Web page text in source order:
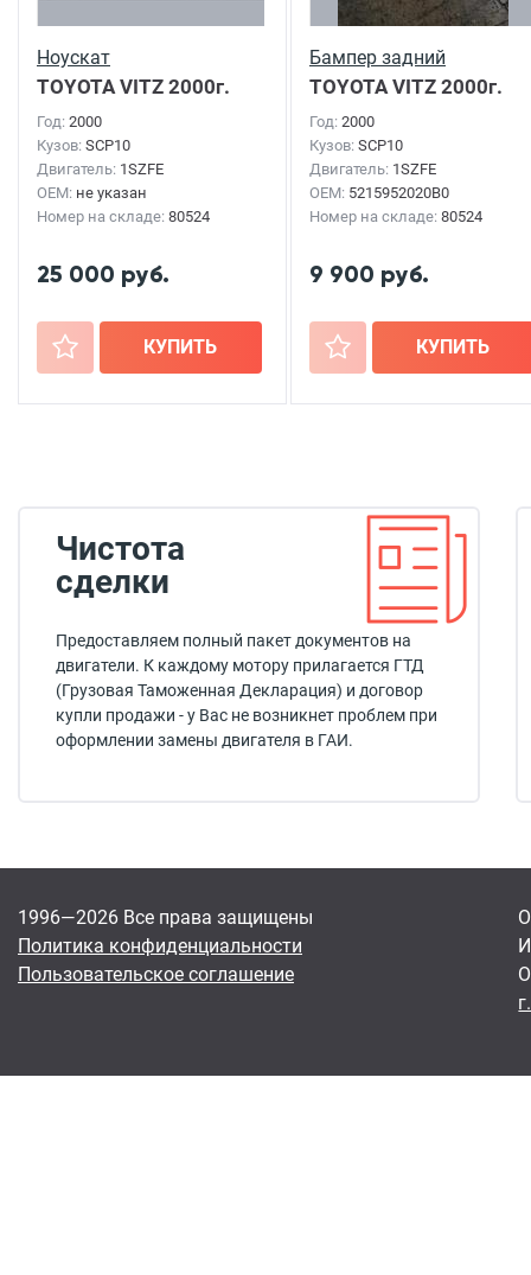
Ноускат
TOYOTA VITZ 2000г.
Год: 2000
Кузов: SCP10
Двигатель: 1SZFE
OEM: не указан
Номер на складе: 80524
25 000 руб.
+ КУПИТЬ
Бампер задний
TOYOTA VITZ 2000г.
Год: 2000
Кузов: SCP10
Двигатель: 1SZFE
OEM: 5215952020B0
5838152010B0
Номер на складе: 80524
9 900 руб.
+ КУПИТЬ
Чистота
сделки
Предоставляем полный пакет документов на
двигатели. К каждому мотору прилагается ГТД
(Грузовая Таможенная Декларация) и договор
купли продажи - у Вас не возникнет проблем при
оформлении замены двигателя в ГАИ.
1996—2026 Все права защищены
Политика конфиденциальности
Пользовательское соглашение